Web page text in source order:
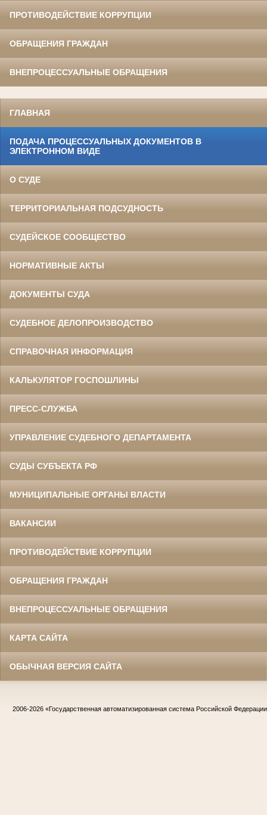
ПРОТИВОДЕЙСТВИЕ КОРРУПЦИИ
ОБРАЩЕНИЯ ГРАЖДАН
ВНЕПРОЦЕССУАЛЬНЫЕ ОБРАЩЕНИЯ
ГЛАВНАЯ
ПОДАЧА ПРОЦЕССУАЛЬНЫХ ДОКУМЕНТОВ В
ЭЛЕКТРОННОМ ВИДЕ
О СУДЕ
ТЕРРИТОРИАЛЬНАЯ ПОДСУДНОСТЬ
СУДЕЙСКОЕ СООБЩЕСТВО
НОРМАТИВНЫЕ АКТЫ
ДОКУМЕНТЫ СУДА
СУДЕБНОЕ ДЕЛОПРОИЗВОДСТВО
СПРАВОЧНАЯ ИНФОРМАЦИЯ
КАЛЬКУЛЯТОР ГОСПОШЛИНЫ
ПРЕСС-СЛУЖБА
УПРАВЛЕНИЕ СУДЕБНОГО ДЕПАРТАМЕНТА
СУДЫ СУБЪЕКТА РФ
МУНИЦИПАЛЬНЫЕ ОРГАНЫ ВЛАСТИ
ВАКАНСИИ
ПРОТИВОДЕЙСТВИЕ КОРРУПЦИИ
ОБРАЩЕНИЯ ГРАЖДАН
ВНЕПРОЦЕССУАЛЬНЫЕ ОБРАЩЕНИЯ
КАРТА САЙТА
ОБЫЧНАЯ ВЕРСИЯ САЙТА
2006-2026 «Государственная автоматизированная система Российской